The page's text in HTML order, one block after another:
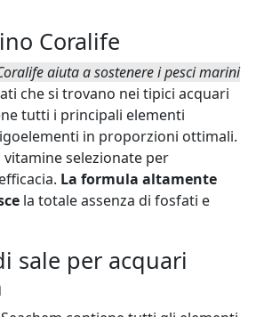
Coralife
aiuta a sostenere i pesci marini
che si trovano nei tipici acquari
tutti i principali elementi
in proporzioni ottimali.
selezionate per
La formula altamente
la totale assenza di fosfati e
sale per acquari